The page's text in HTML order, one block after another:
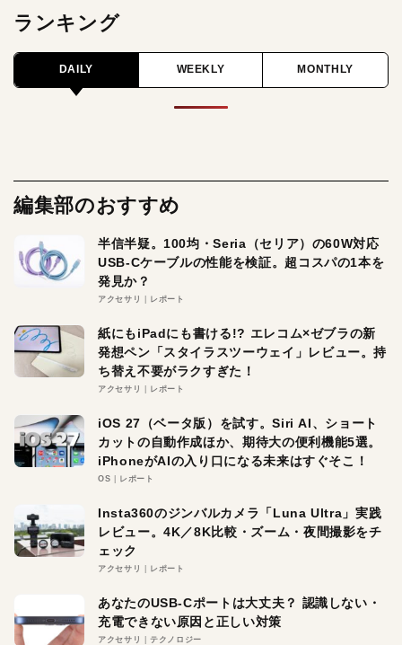
ランキング
DAILY WEEKLY MONTHLY
編集部のおすすめ
半信半疑。100均・Seria（セリア）の60W対応
USB-Cケーブルの性能を検証。超コスパの1本を
発見か？
アクセサリ レポート
紙にもiPadにも書ける!? エレコム×ゼブラの新
発想ペン「スタイラスツーウェイ」レビュー。持
ち替え不要がラクすぎた！
アクセサリ レポート
iOS 27（ベータ版）を試す。Siri AI、ショート
カットの自動作成ほか、期待大の便利機能5選。
iPhoneがAIの入り口になる未来はすぐそこ！
OS レポート
Insta360のジンバルカメラ「Luna Ultra」実践
レビュー。4K／8K比較・ズーム・夜間撮影をチ
ェック
アクセサリ レポート
あなたのUSB-Cポートは大丈夫？ 認識しない・
充電できない原因と正しい対策
アクセサリ テクノロジー